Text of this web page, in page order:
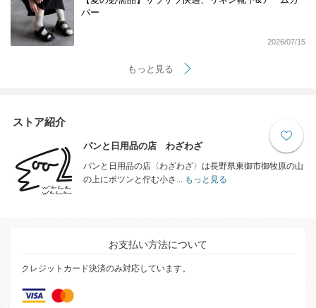
バー
2026/07/15
もっと見る
ストア紹介
パンと日用品の店 わざわざ
パンと日用品の店〈わざわざ〉は長野県東御市御牧原の山
の上にポツンと佇む小さ...もっと見る
お支払い方法について
クレジットカード決済のみ対応しています。